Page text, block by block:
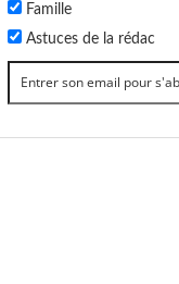
Famille
Astuces de la rédac